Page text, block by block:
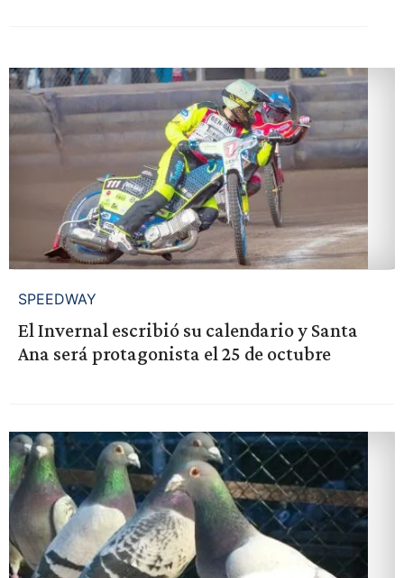
SPEEDWAY
El Invernal escribió su calendario y Santa
Ana será protagonista el 25 de octubre